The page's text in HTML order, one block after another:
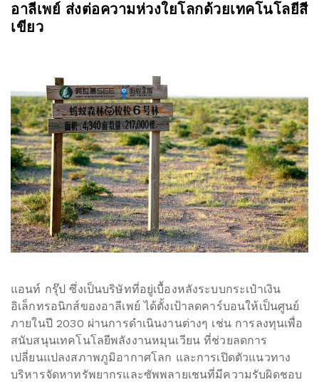
อาลีเพย์ ส่งต่อความห่วงใยโลกด้วยเทคโนโลยีสี
เขียว
แอนท์ กรุ๊ป ซึ่งเป็นบริษัทที่อยู่เบื้องหลังระบบกระเป๋าเงิน
อิเล็กทรอนิกส์ของอาลีเพย์ ได้ตั้งเป้าลดคาร์บอนให้เป็นศูนย์
ภายในปี 2030 ผ่านการดำเนินงานต่างๆ เช่น การลงทุนเพื่อ
สนับสนุนเทคโนโลยีพลังงานหมุนเวียน ที่ช่วยลดการ
เปลี่ยนแปลงสภาพภูมิอากาศโลก และการเปิดตัวแนวทาง
บริหารจัดหาทรัพยากรและซัพพลายเชนที่มีความรับผิดชอบ